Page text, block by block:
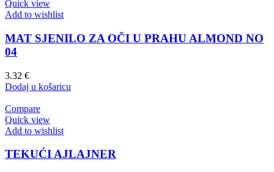
Quick view
Add to wishlist
MAT SJENILO ZA OČI U PRAHU ALMOND NO
04
3.32 €
Dodaj u košaricu
Compare
Quick view
Add to wishlist
TEKUĆI AJLAJNER